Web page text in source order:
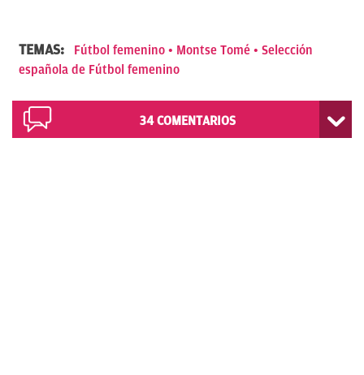
TEMAS: Fútbol femenino Montse Tomé
Selección
española de Fútbol femenino
34COMENTARIOS